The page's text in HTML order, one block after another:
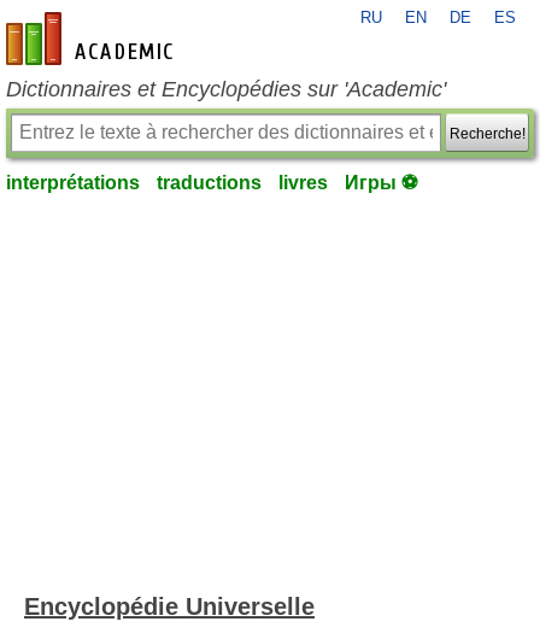
fr-academic.com
RU EN DE ES
Dictionnaires et Encyclopédies sur 'Academic'
Recherche!
interprétations traductions livres Игры ⚽
Encyclopédie Universelle